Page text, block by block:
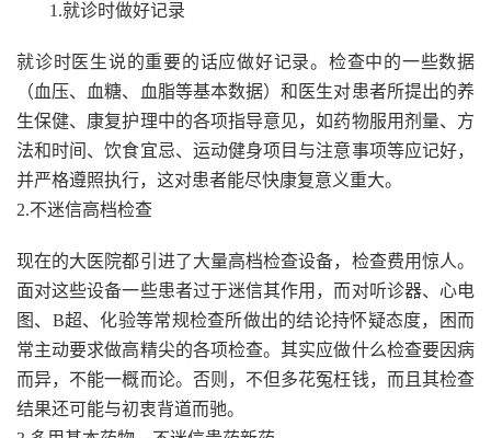
1.就诊时做好记录
就诊时医生说的重要的话应做好记录。检查中的一些数据
（血压、血糖、血脂等基本数据）和医生对患者所提出的养
生保健、康复护理中的各项指导意见，如药物服用剂量、方
法和时间、饮食宜忌、运动健身项目与注意事项等应记好，
并严格遵照执行，这对患者能尽快康复意义重大。
2.不迷信高档检查
现在的大医院都引进了大量高档检查设备，检查费用惊人。
面对这些设备一些患者过于迷信其作用，而对听诊器、心电
图、B超、化验等常规检查所做出的结论持怀疑态度，困而
常主动要求做高精尖的各项检查。其实应做什么检查要因病
而异，不能一概而论。否则，不但多花冤枉钱，而且其检查
结果还可能与初衷背道而驰。